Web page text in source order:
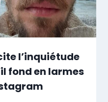
l’inquiétude
fond en larmes